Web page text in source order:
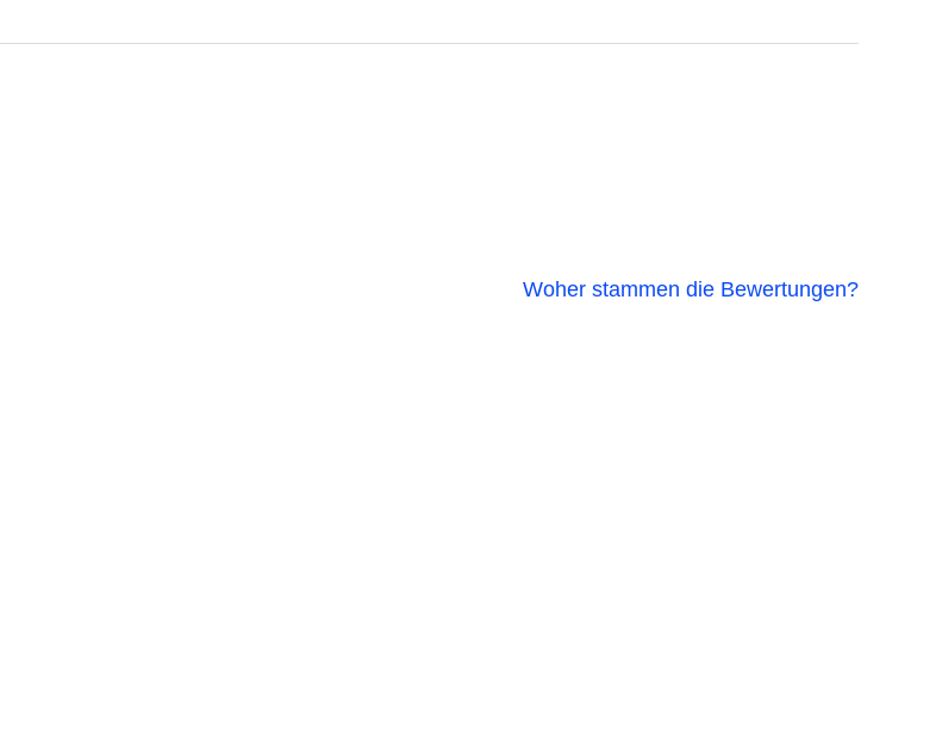
Woher stammen die Bewertungen?